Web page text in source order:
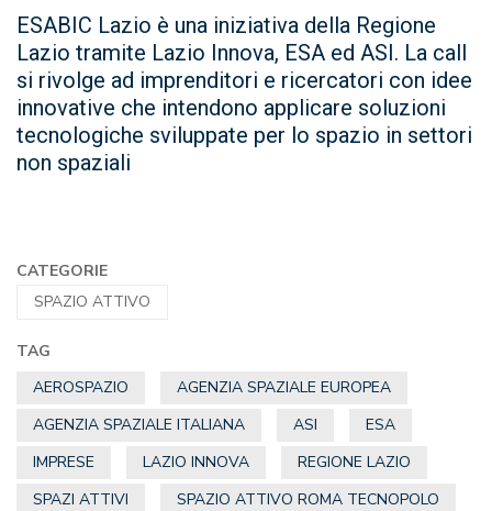
ESABIC Lazio è una iniziativa della Regione
Lazio tramite Lazio Innova, ESA ed ASI. La call
si rivolge ad imprenditori e ricercatori con idee
innovative che intendono applicare soluzioni
tecnologiche sviluppate per lo spazio in settori
non spaziali
CATEGORIE
SPAZIO ATTIVO
TAG
AEROSPAZIO
AGENZIA SPAZIALE EUROPEA
AGENZIA SPAZIALE ITALIANA
ASI
ESA
IMPRESE
LAZIO INNOVA
REGIONE LAZIO
SPAZI ATTIVI
SPAZIO ATTIVO ROMA TECNOPOLO